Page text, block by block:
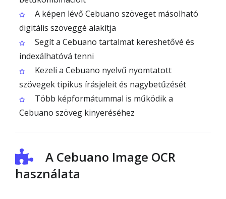
A képen lévő Cebuano szöveget másolható
digitális szöveggé alakítja
Segít a Cebuano tartalmat kereshetővé és
indexálhatóvá tenni
Kezeli a Cebuano nyelvű nyomtatott
szövegek tipikus írásjeleit és nagybetűzését
Több képformátummal is működik a
Cebuano szöveg kinyeréséhez
A Cebuano Image OCR
használata